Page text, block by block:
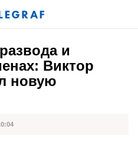
и
Виктор
новую